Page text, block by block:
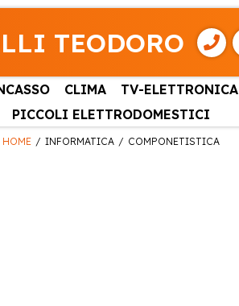
TEODORO
CLIMA TV-ELETTRONICA
PICCOLI ELETTRODOMESTICI
HOME INFORMATICA COMPONETISTICA